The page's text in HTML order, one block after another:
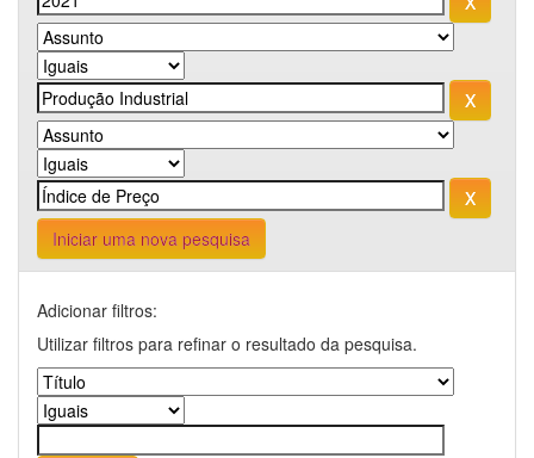
Iniciar uma nova pesquisa
Adicionar filtros:
Utilizar filtros para refinar o resultado da pesquisa.